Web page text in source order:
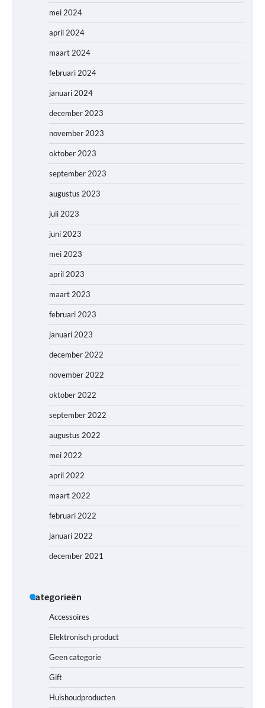
mei 2024
april 2024
maart 2024
februari 2024
januari 2024
december 2023
november 2023
oktober 2023
september 2023
augustus 2023
juli 2023
juni 2023
mei 2023
april 2023
maart 2023
februari 2023
januari 2023
december 2022
november 2022
oktober 2022
september 2022
augustus 2022
mei 2022
april 2022
maart 2022
februari 2022
januari 2022
december 2021
Categorieën
Accessoires
Elektronisch product
Geen categorie
Gift
Huishoudproducten